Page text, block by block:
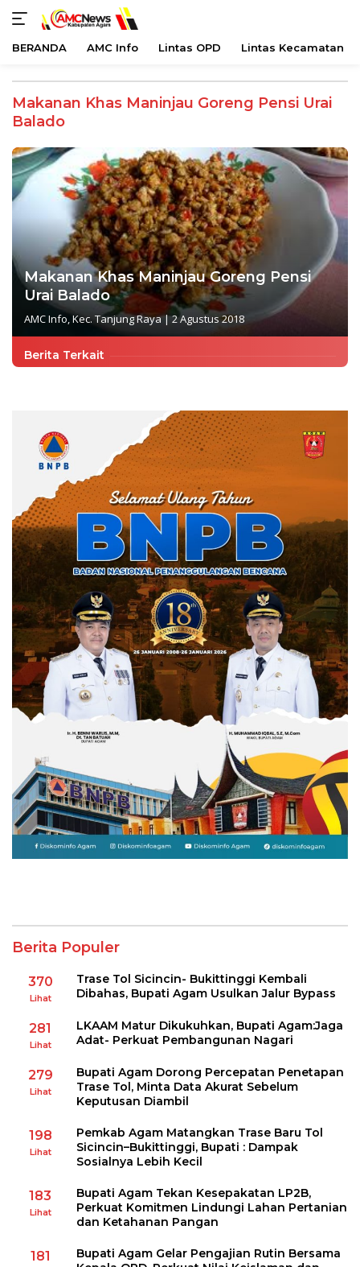
konten
BERANDA AMC Info Lintas OPD Lintas Kecamatan
Makanan Khas Maninjau Goreng Pensi Urai
Balado
Makanan Khas Maninjau Goreng Pensi
Urai Balado
AMC Info,Kec. Tanjung Raya|2 Agustus 2018
Berita Terkait
Berita Populer
370
Lihat
Trase Tol Sicincin- Bukittinggi Kembali
Dibahas, Bupati Agam Usulkan Jalur Bypass
281
Lihat
LKAAM Matur Dikukuhkan, Bupati Agam:Jaga
Adat- Perkuat Pembangunan Nagari
279
Lihat
Bupati Agam Dorong Percepatan Penetapan
Trase Tol, Minta Data Akurat Sebelum
Keputusan Diambil
198
Lihat
Pemkab Agam Matangkan Trase Baru Tol
Sicincin–Bukittinggi, Bupati : Dampak
Sosialnya Lebih Kecil
183
Lihat
Bupati Agam Tekan Kesepakatan LP2B,
Perkuat Komitmen Lindungi Lahan Pertanian
dan Ketahanan Pangan
181
Bupati Agam Gelar Pengajian Rutin Bersama